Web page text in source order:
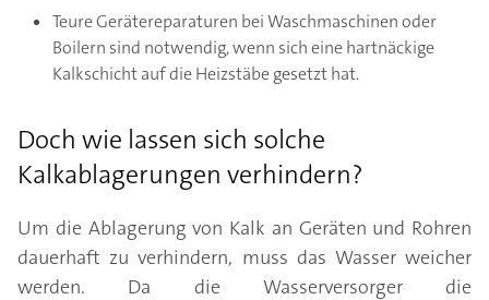
Teure Gerätereparaturen bei Waschmaschinen oder
Boilern sind notwendig, wenn sich eine hartnäckige
Kalkschicht auf die Heizstäbe gesetzt hat.
Doch wie lassen sich solche
Kalkablagerungen verhindern?
Um die Ablagerung von Kalk an Geräten und Rohren
dauerhaft zu verhindern, muss das Wasser weicher
werden. Da die Wasserversorger die